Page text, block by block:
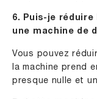
6. Puis-je
une machine de
Vous pouvez
la machine prend
presque nulle et